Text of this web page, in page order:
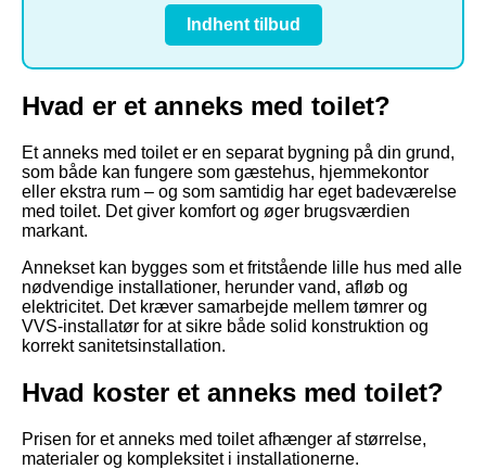
Indhent tilbud
Hvad er et anneks med toilet?
Et anneks med toilet er en separat bygning på din grund,
som både kan fungere som gæstehus, hjemmekontor
eller ekstra rum – og som samtidig har eget badeværelse
med toilet. Det giver komfort og øger brugsværdien
markant.
Annekset kan bygges som et fritstående lille hus med alle
nødvendige installationer, herunder vand, afløb og
elektricitet. Det kræver samarbejde mellem tømrer og
VVS-installatør for at sikre både solid konstruktion og
korrekt sanitetsinstallation.
Hvad koster et anneks med toilet?
Prisen for et anneks med toilet afhænger af størrelse,
materialer og kompleksitet i installationerne.